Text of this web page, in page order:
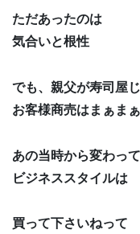
ただあったのは
気合いと根性
でも、親父が寿司屋
お客様商売はまぁま
あの当時から変わっ
ビジネススタイルは
買って下さいねって